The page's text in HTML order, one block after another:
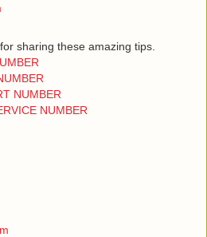
sharing these amazing tips.
NUMBER
NUMBER